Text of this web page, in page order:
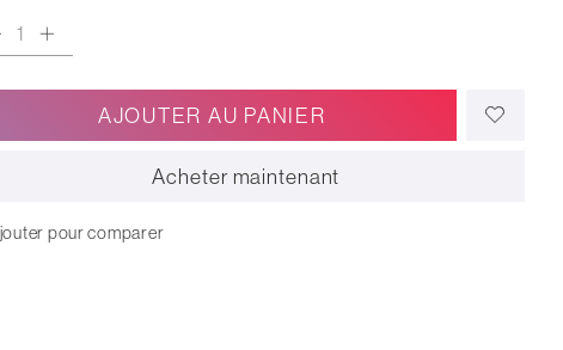
AJOUTER AU PANIER
Acheter maintenant
pour comparer